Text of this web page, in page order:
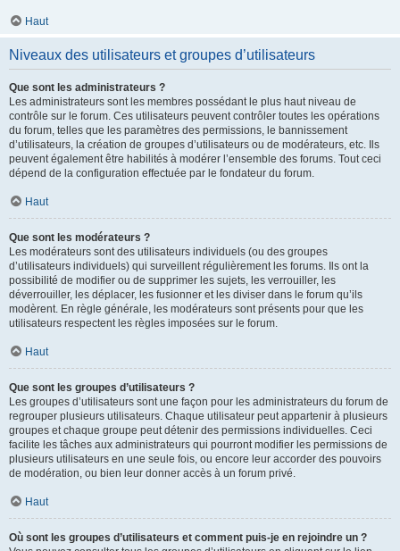
Haut
Niveaux des utilisateurs et groupes d’utilisateurs
Que sont les administrateurs ?
Les administrateurs sont les membres possédant le plus haut niveau de
contrôle sur le forum. Ces utilisateurs peuvent contrôler toutes les opérations
du forum, telles que les paramètres des permissions, le bannissement
d’utilisateurs, la création de groupes d’utilisateurs ou de modérateurs, etc. Ils
peuvent également être habilités à modérer l’ensemble des forums. Tout ceci
dépend de la configuration effectuée par le fondateur du forum.
Haut
Que sont les modérateurs ?
Les modérateurs sont des utilisateurs individuels (ou des groupes
d’utilisateurs individuels) qui surveillent régulièrement les forums. Ils ont la
possibilité de modifier ou de supprimer les sujets, les verrouiller, les
déverrouiller, les déplacer, les fusionner et les diviser dans le forum qu’ils
modèrent. En règle générale, les modérateurs sont présents pour que les
utilisateurs respectent les règles imposées sur le forum.
Haut
Que sont les groupes d’utilisateurs ?
Les groupes d’utilisateurs sont une façon pour les administrateurs du forum de
regrouper plusieurs utilisateurs. Chaque utilisateur peut appartenir à plusieurs
groupes et chaque groupe peut détenir des permissions individuelles. Ceci
facilite les tâches aux administrateurs qui pourront modifier les permissions de
plusieurs utilisateurs en une seule fois, ou encore leur accorder des pouvoirs
de modération, ou bien leur donner accès à un forum privé.
Haut
Où sont les groupes d’utilisateurs et comment puis-je en rejoindre un ?